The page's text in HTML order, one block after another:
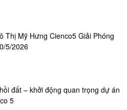
Thị Mỹ Hưng Cienco5 Giải Phóng
5/2026
đất – khởi động quan trọng dự án
5